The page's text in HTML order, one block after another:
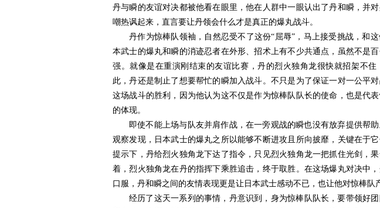
丹与瞬的友谊对决都被他看在眼里，他在人群中一眼认出了丹和瞬，并
嘲热讽起来，直言要让丹领会什么才是真正的爆丸战斗。
丹作为惊棒队领袖，自然忍受不了这份“屈辱”，马上接受挑战，和
本武士的爆丸和瞬的消迹忍者在外形、招术上有不少共通点，虽然不是
强。就像是在重演刚结束的友谊比赛，丹的烈火独角龙很快就招架不
此，丹还是制止了想要帮忙的瞬加入战斗。不只是为了保证一对一公平
这场战斗的胜利，因为他认为这不仅是作为惊棒队队长的使命，也是代
的体现。
即使不能上场与队友并肩作战，在一旁观战的瞬也没有放弃提供帮
观察发现，日本武士的爆丸之所以能够不断进攻且所向披靡，关键在于
提示下，丹给烈火独角龙下达了指令，只见烈火独角龙一把抓住光剑，
着，烈火独角龙在丹的指挥下乘胜追击，终于取胜。在这场爆丸对决中
口服，丹和瞬之间的友情表现更是让日本武士感动不已，也让他对惊棒队
经历了 这天一系列的事情 ，丹意识到， 身为惊棒队 队长，要带领好